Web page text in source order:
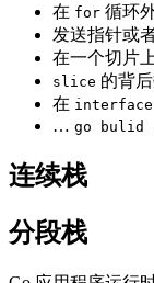
在 for 循环
发送指针或
在一个切片
slice 的背
在 interface
… go bulid
连续栈
分段栈